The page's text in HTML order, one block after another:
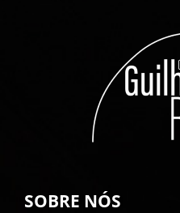
SOBRE NÓS